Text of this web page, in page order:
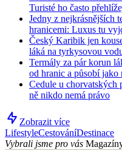
Turisté ho často
Jedny z nejkrásnějších
hranicemi: Luxus tu
Český Karibik jen
láká na tyrkysovou
Termály za pár korun
od hranic a působí jako
Cedule u chorvatských
ně nikdo nemá právo
Zobrazit více
LifestyleCestováníDestinace
Vybrali jsme pro vás